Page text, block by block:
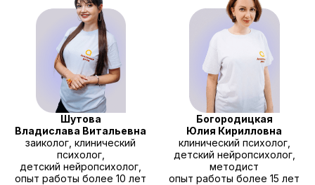
Шутова
Владислава Витальевна
заиколог, клинический
психолог,
детский нейропсихолог,
опыт работы более 10 лет
Богородицкая
Юлия Кирилловна
клинический психолог,
детский нейропсихолог,
методист
опыт работы более 15 лет